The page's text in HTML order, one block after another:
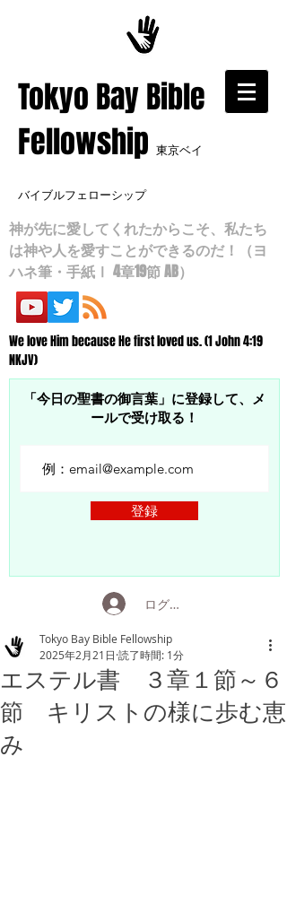
​Tokyo Bay Bible
Fellowship 東京ベイ
バイブルフェローシップ
神が先に愛してくれたからこそ、私たち
は神や人を愛すことができるのだ！（ヨ
ハネ筆・手紙Ⅰ 4章19節 AB）
We love Him because He first loved us. (1 John 4:19
NKJV)
「今日の聖書の御言葉」に登録して、メ
ールで受け取る！
登録
ログイン
エステル書 ３章１節～６
節 キリストの様に歩む恵
み
Tokyo Bay Bible Fellowship
2025年2月21日 読了時間: 1分